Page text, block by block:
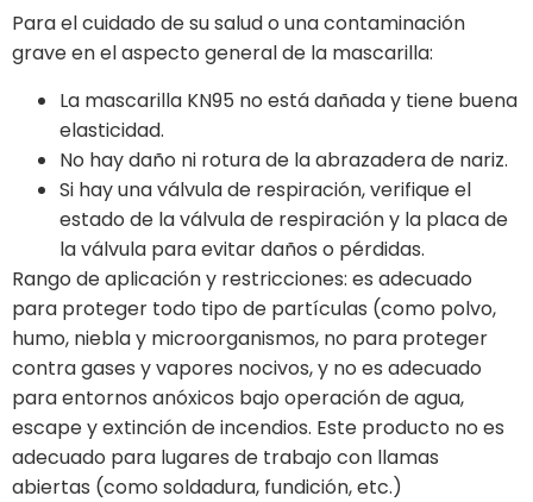
Para el cuidado de su salud o una contaminación
grave en el aspecto general de la mascarilla:
La mascarilla KN95 no está dañada y tiene buena
elasticidad.
No hay daño ni rotura de la abrazadera de nariz.
Si hay una válvula de respiración, verifique el
estado de la válvula de respiración y la placa de
la válvula para evitar daños o pérdidas.
Rango de aplicación y restricciones: es adecuado
para proteger todo tipo de partículas (como polvo,
humo, niebla y microorganismos, no para proteger
contra gases y vapores nocivos, y no es adecuado
para entornos anóxicos bajo operación de agua,
escape y extinción de incendios. Este producto no es
adecuado para lugares de trabajo con llamas
abiertas (como soldadura, fundición, etc.)